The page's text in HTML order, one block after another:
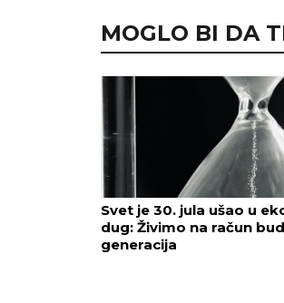
MOGLO BI DA
Svet je 30. jula ušao u
dug: Živimo na račun
generacija